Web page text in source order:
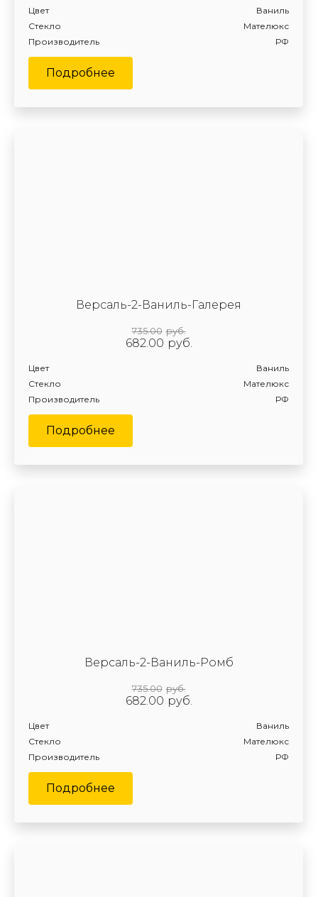
Цвет Ваниль
Производитель РФ
Стекло Мателюкс
Подробнее
Версаль-2-Ваниль-Галерея
руб.
735.00
руб.
682.00
Цвет Ваниль
Производитель РФ
Стекло Мателюкс
Подробнее
Версаль-2-Ваниль-Ромб
руб.
735.00
руб.
682.00
Цвет Ваниль
Производитель РФ
Стекло Мателюкс
Подробнее